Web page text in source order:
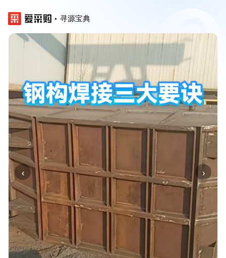
寻源宝典
‹ ›